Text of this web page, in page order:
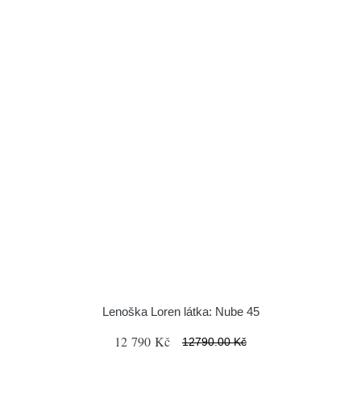
Lenoška Loren látka: Nube 45
12 790 Kč 12790.00 Kč